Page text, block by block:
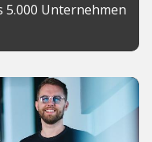
Unternehmen